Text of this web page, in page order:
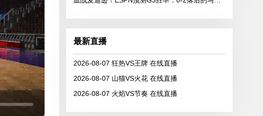
最新直播
2026-08-07 狂热VS王牌 在线直播
2026-08-07 山猫VS火花 在线直播
2026-08-07 火焰VS节奏 在线直播